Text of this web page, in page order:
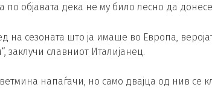
објавата дека не му било лесно да
на сезоната што ја имаше во Европа,
заклучи славниот Италијанец.
напаѓачи, но само двајца од нив се